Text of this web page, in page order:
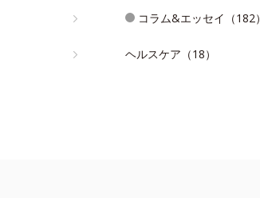
コラム&エッセイ（182）
ヘルスケア（18）